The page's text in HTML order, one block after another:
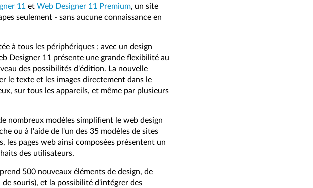
11 et Web Designer 11 Premium, un site
seulement - sans aucune connaissance en
à tous les périphériques ; avec un design
Designer 11 présente une grande flexibilité au
des possibilités d'édition. La nouvelle
le texte et les images directement dans le
sur tous les appareils, et même par plusieurs
nombreux modèles simplifient le web design
ou à l'aide de l'un des 35 modèles de sites
les pages web ainsi composées présentent un
des utilisateurs.
500 nouveaux éléments de design, de
souris), et la possibilité d'intégrer des